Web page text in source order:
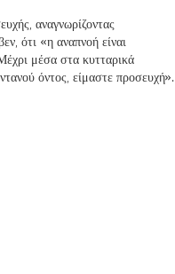
αναγνωρίζοντας
ότι «η αναπνοή είναι
μέσα στα κυτταρικά
όντος, είμαστε προσευχή».